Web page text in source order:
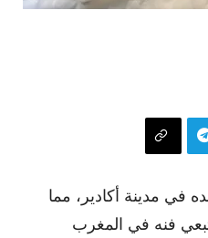
في مدينة أكادير، مما
فنه في المغرب